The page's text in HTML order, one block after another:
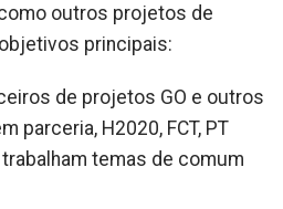
outros projetos de
principais:
de projetos GO e outros
parceria, H2020, FCT, PT
trabalham temas de comum